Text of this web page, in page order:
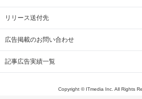
リリース送付先
広告掲載のお問い合わせ
記事広告実績一覧
Copyright © ITmedia Inc. All Rights